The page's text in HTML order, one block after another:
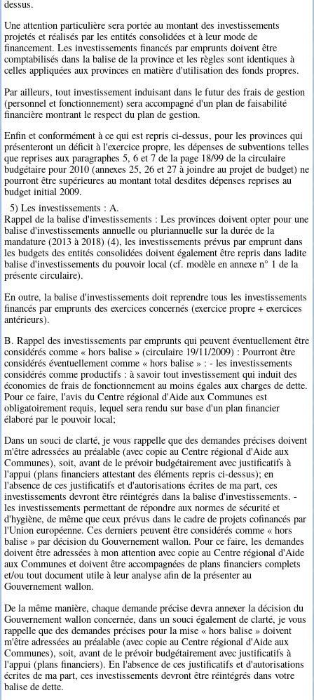
dessus.
Une attention particulière sera portée au montant des investissements
projetés et réalisés par les entités consolidées et à leur mode de
financement. Les investissements financés par emprunts doivent être
comptabilisés dans la balise de la province et les règles sont identiques à
celles appliquées aux provinces en matière d'utilisation des fonds propres.
Par ailleurs, tout investissement induisant dans le futur des frais de gestion
(personnel et fonctionnement) sera accompagné d'un plan de faisabilité
financière montrant le respect du plan de gestion.
Enfin et conformément à ce qui est repris ci-dessus, pour les provinces qui
présenteront un déficit à l'exercice propre, les dépenses de subventions telles
que reprises aux paragraphes 5, 6 et 7 de la page 18/99 de la circulaire
budgétaire pour 2010 (annexes 25, 26 et 27 à joindre au projet de budget) ne
pourront être supérieures au montant total desdites dépenses reprises au
budget initial 2009.
5) Les investissements : A.
Rappel de la balise d'investissements : Les provinces doivent opter pour une
balise d'investissements annuelle ou pluriannuelle sur la durée de la
mandature (2013 à 2018) (4), les investissements prévus par emprunt dans
les budgets des entités consolidées doivent également être repris dans ladite
balise d'investissements du pouvoir local (cf. modèle en annexe n° 1 de la
présente circulaire).
En outre, la balise d'investissements doit reprendre tous les investissements
financés par emprunts des exercices concernés (exercice propre + exercices
antérieurs).
B. Rappel des investissements par emprunts qui peuvent éventuellement être
considérés comme « hors balise » (circulaire 19/11/2009) : Pourront être
considérés éventuellement comme « hors balise » : - les investissements
considérés comme productifs : à savoir tout investissement qui induit des
économies de frais de fonctionnement au moins égales aux charges de dette.
Pour ce faire, l'avis du Centre régional d'Aide aux Communes est
obligatoirement requis, lequel sera rendu sur base d'un plan financier
élaboré par le pouvoir local;
Dans un souci de clarté, je vous rappelle que des demandes précises doivent
m'être adressées au préalable (avec copie au Centre régional d'Aide aux
Communes), soit, avant de le prévoir budgétairement avec justificatifs à
l'appui (plans financiers attestant des éléments repris ci-dessus); en
l'absence de ces justificatifs et d'autorisations écrites de ma part, ces
investissements devront être réintégrés dans la balise d'investissements. -
les investissements permettant de répondre aux normes de sécurité et
d'hygiène, de même que ceux prévus dans le cadre de projets cofinancés par
l'Union européenne. Ces derniers peuvent être considérés comme « hors
balise » par décision du Gouvernement wallon. Pour ce faire, les demandes
doivent être adressées à mon attention avec copie au Centre régional d'Aide
aux Communes et doivent être accompagnées de plans financiers complets
et/ou tout document utile à leur analyse afin de la présenter au
Gouvernement wallon.
De la même manière, chaque demande précise devra annexer la décision du
Gouvernement wallon concernée, dans un souci également de clarté, je vous
rappelle que des demandes précises pour la mise « hors balise » doivent
m'être adressées au préalable (avec copie au Centre régional d'Aide aux
Communes), soit, avant de le prévoir budgétairement avec justificatifs à
l'appui (plans financiers). En l'absence de ces justificatifs et d'autorisations
écrites de ma part, ces investissements devront être réintégrés dans votre
balise de dette.